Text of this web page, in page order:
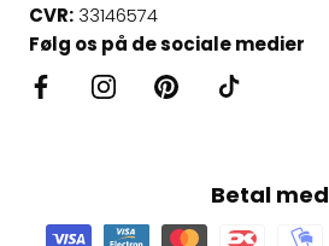
CVR: 33146574
Følg os på de sociale medier
Betal med